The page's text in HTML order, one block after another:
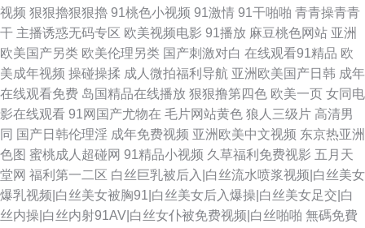
视频 狠狠擼狠狠擼 91桃色小视频 91激情 91干啪啪 青青操青青
干 主播诱惑无码专区 欧美视频电影 91播放 麻豆桃色网站 亚洲
欧美国产另类 欧美伦理另类 国产刺激对白 在线观看91精品 欧
美成年视频 操碰操揉 成人微拍福利导航 亚洲欧美国产日韩 成年
在线观看免费 岛国精品在线播放 狠狠撸第四色 欧美一页 女同电
影在线观看 91网国产尤物在 毛片网站黄色 狼人三级片 高清男
同 国产日韩伦理淫 成年免费视频 亚洲欧美中文视频 东京热亚洲
色图 蜜桃成人超碰网 91精品小视频 久草福利免费视影 五月天
堂网 福利第一二区 白丝巨乳被后入|白丝流水喷浆视频|白丝美女
爆乳视频|白丝美女被胸91|白丝美女后入爆操|白丝美女足交|白
丝内操|白丝内射91AV|白丝女仆被免费视频|白丝啪啪 無碼免費